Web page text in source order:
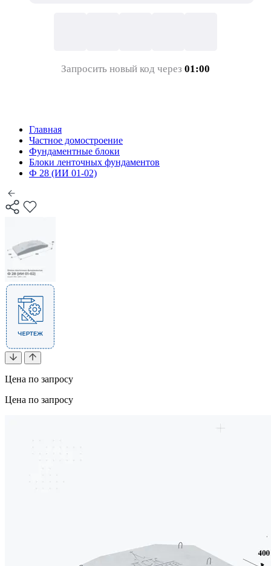
Запросить новый код через 01:00
Главная
Частное домостроение
Фундаментные блоки
Блоки ленточных фундаментов
Ф 28 (ИИ 01-02)
Цена по запросу
Цена по запросу